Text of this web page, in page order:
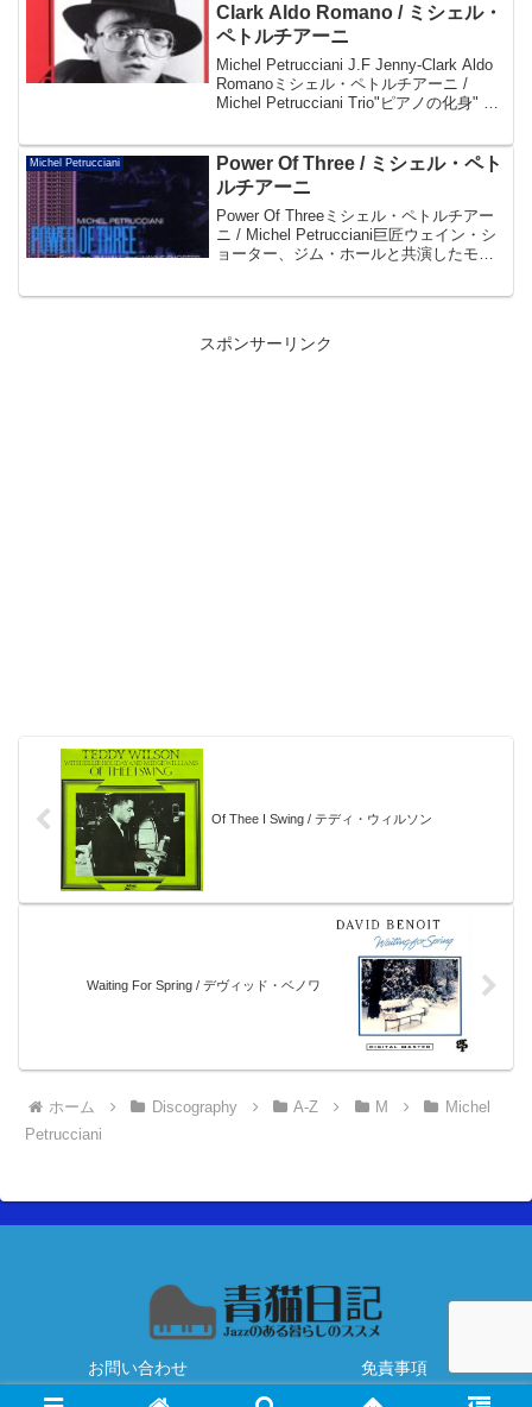
Clark Aldo Romano / ミシェル・
ペトルチアーニ
Michel Petrucciani J.F Jenny-Clark Aldo
Romanoミシェル・ペトルチアーニ /
Michel Petrucciani Trio"ピアノの化身" ペ
衝撃のリーダー・...
Michel Petrucciani
Power Of Three / ミシェル・ペト
ルチアーニ
Power Of Threeミシェル・ペトルチアー
ニ / Michel Petrucciani巨匠ウェイン・シ
ョーター、ジム・ホールと共演したモン
しつつ緊張感高い演奏を聴かせるトリ
スポンサーリンク
Of Thee I Swing / テディ・ウィルソン
Waiting For Spring / デヴィッド・ベノワ
ホーム Discography A-Z M
Michel
Petrucciani
お問い合わせ 免責事項